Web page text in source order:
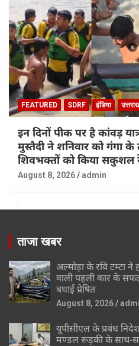
FEATURED SDRF इंडिया
इन दिनों पीक पर है कांवड़
मुस्तैदी ने शनिवार को गंगा
शिवभक्तों को किया सकुशल
August 8, 2026 admin
ताजा खबर
अल्मोड़ा के रवि टम्टा ने
वाली पहली कार के
बधाई प्रेषित
August 8, 2026
यूपीसीएल के प्रबंध
मण्डल रूड़की के साथ-